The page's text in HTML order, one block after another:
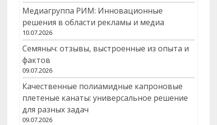
Медиагруппа РИМ: Инновационные
решения в области рекламы и медиа
10.07.2026
Семяныч: отзывы, выстроенные из опыта и
фактов
09.07.2026
Качественные полиамидные капроновые
плетеные канаты: универсальное решение
для разных задач
09.07.2026